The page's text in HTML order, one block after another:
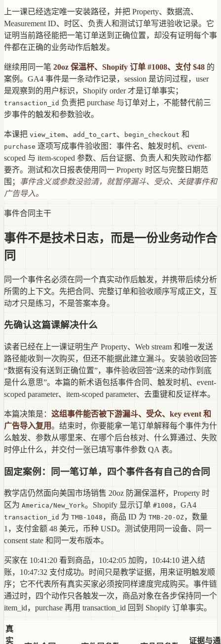
上一课已经选定唯一安装路径，并把 Property、数据流、
Measurement ID、时区、负责人和测试订单写进验收记录。它
证明当前路径能把一笔订单送到正确位置，却没有证明每个事
件都在正确的业务动作后触发。
继续用同一笔 20oz 保温杯、Shopify 订单 #1008、支付 $48 的
案例。GA4 事件是一条动作记录，session 是访问过程，user
是观察到的用户标识，Shopify order 才是订单事实；
transaction_id 负责把 purchase 与订单对上，不能替代前三
步事件的触发和参数验收。
本课把 view_item、 add_to_cart、 begin_checkout 和
purchase 逐项写成事件验收图：事件名、触发时机、event-
scoped 与 item-scoped 参数、后台证据、负责人和失败动作都
要齐。测试和次日报表使用同一 Property 时区与完整日期范
围； 事件含义或参数没验清，就暂停漏斗、受众、关键事件和
广告导入。
事件合同主干
事件不是技术日志，而是一份业务动作合
同
同一个事件名必须在同一个真实动作后触发，并携带后续分析
所需的上下文。先把合同、完整订单和验收顺序写成正文，互
动才只是练习，不是答案本身。
先确认这篇课解决什么
读者已经在上一课证明生产 Property、Web stream 和唯一发送
路径能收到一次购买，但还不能据此建立漏斗。安装验收回答
“数据有没有送到正确位置”，事件验收回答“送来的动作到底
是什么意思”。本篇的新术语包括事件合同、触发时机、event-
scoped parameter、item-scoped parameter、去重键和反证样本。
本篇决策是： 这组事件能否被下游漏斗、受众、key event 和
广告导入复用。结束时，你要能拿一笔订单解释每个事件为什
么触发、参数从哪里来、在哪个后台核对、什么算通过、失败
时停止什么，并交付一张已填写事件参数 QA 表。
固定案例：同一笔订单，四个事件各有自己的合同
教学店仍然面向美国市场销售 20oz 防漏保温杯，Property 时
区为 America/New_York。Shopify 显示订单 #1008 ，GA4
transaction_id 为 TMB-1048 ，商品 ID 为 TMB-20-OZ，数量
1，支付金额 48 美元，币种 USD。测试使用同一设备、同一
consent state 和同一发布版本。
买家在 10:41:20 看到商品，10:42:05 加购，10:44:10 进入结
账，10:47:32 支付成功。时间只是教学证据，用来证明触发顺
序；它不代表所有真实买家必须按同样速度完成购买。事件链
通过时，四个动作只各触发一次，商品对象在各步保持同一个
item_id，purchase 再用 transaction_id 回到 Shopify 订单事实。
真
实
证据与通